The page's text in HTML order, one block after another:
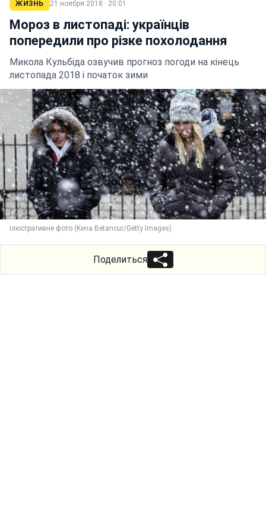
ЖИЗНЬ 21 ноября 2018 · 20:01
Мороз в листопаді: українців
попередили про різке похолодання
Микола Кульбіда озвучив прогноз погоди на кінець
листопада 2018 і початок зими
Ілюстративне фото (Kena Betancur/Getty Images)
Поделиться